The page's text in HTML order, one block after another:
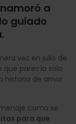
a
guiado
vez en julio de
que parecía solo
historia de amor
como se
para que